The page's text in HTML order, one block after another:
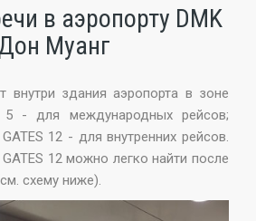
в аэропорту DMK
Муанг
внутри здания аэропорта в зоне
5 - для международных рейсов;
12 - для внутренних рейсов.
GATES 12 можно легко найти после
схему ниже).